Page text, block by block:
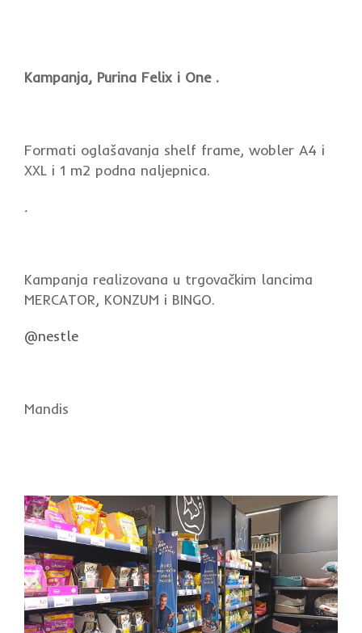
Kampanja, Purina Felix i One .
Formati oglašavanja shelf frame, wobler A4 i
XXL i 1 m2 podna naljepnica.
.
Kampanja realizovana u trgovačkim lancima
MERCATOR, KONZUM i BINGO.
@nestle
Mandis